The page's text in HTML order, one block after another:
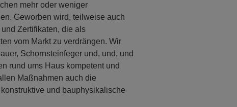
mehr oder weniger
Geworben wird, teilweise auch
Zertifikaten, die als
vom Markt zu verdrängen. Wir
Schornsteinfeger und, und, und
rund ums Haus kompetent und
Maßnahmen auch die
und bauphysikalische